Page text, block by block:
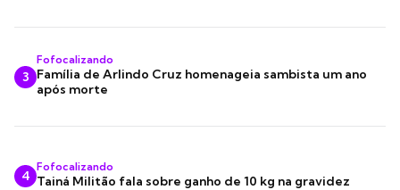
3
Fofocalizando
Família de Arlindo Cruz homenageia sambista um ano
após morte
4
Fofocalizando
Tainá Militão fala sobre ganho de 10 kg na gravidez